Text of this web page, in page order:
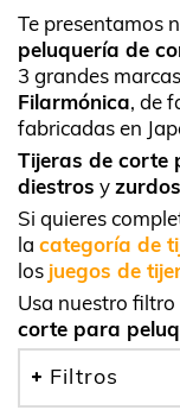
Te presentamos
peluquería de
3 grandes
Filarmónica, de
fabricadas en
Tijeras de corte
diestros yzurdos
Si quieres
la categoría de
los juegos de
Usa nuestro
corte para
Filtros